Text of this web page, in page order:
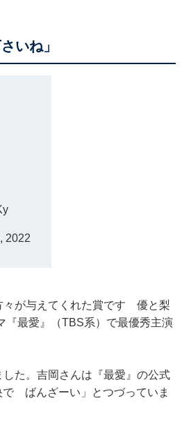
いね」
2022
々が与えてくれた賞です 優と梨
最愛』（TBS系）で最優秀主演
た。吉岡さんは『最愛』の公式
で ばんざーい」とつづっていま